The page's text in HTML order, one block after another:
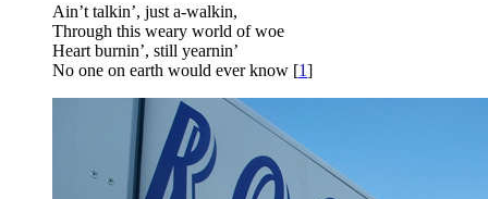
Ain’t talkin’, just a-walkin,
Through this weary world of woe
Heart burnin’, still yearnin’
No one on earth would ever know [1]